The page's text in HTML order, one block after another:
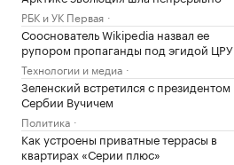
РБК и УК Первая
Сооснователь Wikipedia назвал ее
рупором пропаганды под эгидой ЦРУ
Технологии и медиа
Зеленский встретился с президентом
Сербии Вучичем
Политика
Как устроены приватные террасы в
квартирах «Серии плюс»